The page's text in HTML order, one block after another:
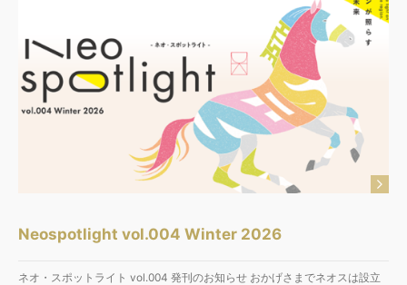
Neospotlight vol.004 Winter 2026
ネオ・スポットライト vol.004 発刊のお知らせ おかげさまでネオスは設立